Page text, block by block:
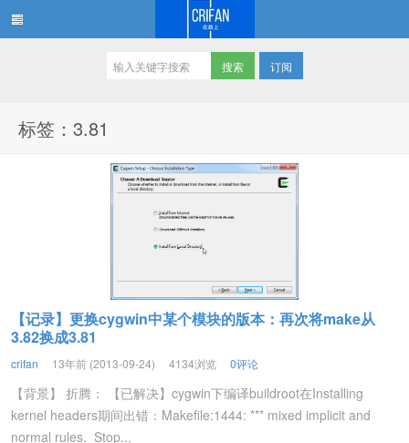
订阅
标签：3.81
【记录】更换cygwin中某个模块的版本：再次将make从
3.82换成3.81
crifan 13年前 (2013-09-24) 4134浏览 0评论
【背景】 折腾： 【已解决】cygwin下编译buildroot在Installing
kernel headers期间出错：Makefile:1444: *** mixed implicit and
normal rules. Stop...